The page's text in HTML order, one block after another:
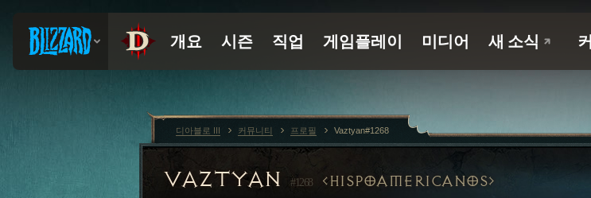
VAZTYAN #1268 HISPOAMERICANOS
디아블로 III 커뮤니티 프로필 Vaztyan#1268